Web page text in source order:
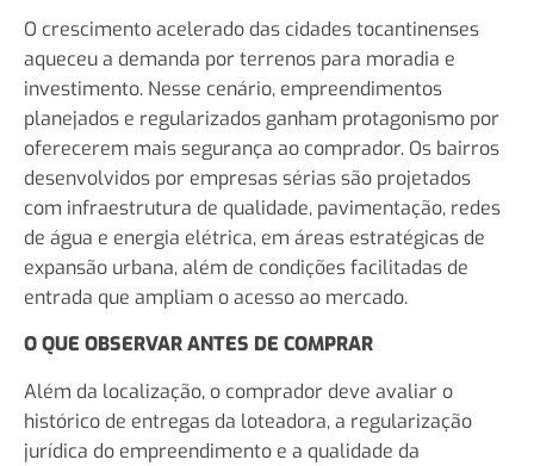
O crescimento acelerado das cidades tocantinenses
aqueceu a demanda por terrenos para moradia e
investimento. Nesse cenário, empreendimentos
planejados e regularizados ganham protagonismo por
oferecerem mais segurança ao comprador. Os bairros
desenvolvidos por empresas sérias são projetados
com infraestrutura de qualidade, pavimentação, redes
de água e energia elétrica, em áreas estratégicas de
expansão urbana, além de condições facilitadas de
entrada que ampliam o acesso ao mercado.
O QUE OBSERVAR ANTES DE COMPRAR
Além da localização, o comprador deve avaliar o
histórico de entregas da loteadora, a regularização
jurídica do empreendimento e a qualidade da